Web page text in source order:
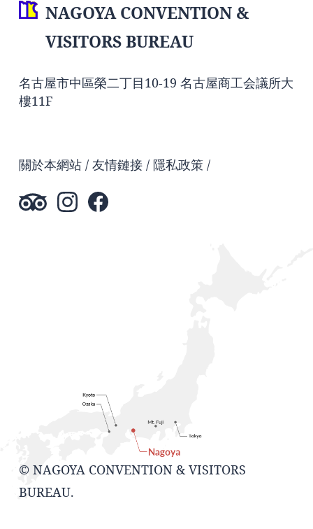
NAGOYA CONVENTION &
VISITORS BUREAU
名古屋市中區榮二丁目10-19 名古屋商工会議所大
樓11F
關於本網站 友情鏈接 隱私政策
© NAGOYA CONVENTION & VISITORS
BUREAU.